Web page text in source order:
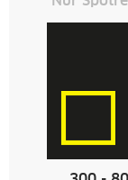
BVL 3/1 Bp